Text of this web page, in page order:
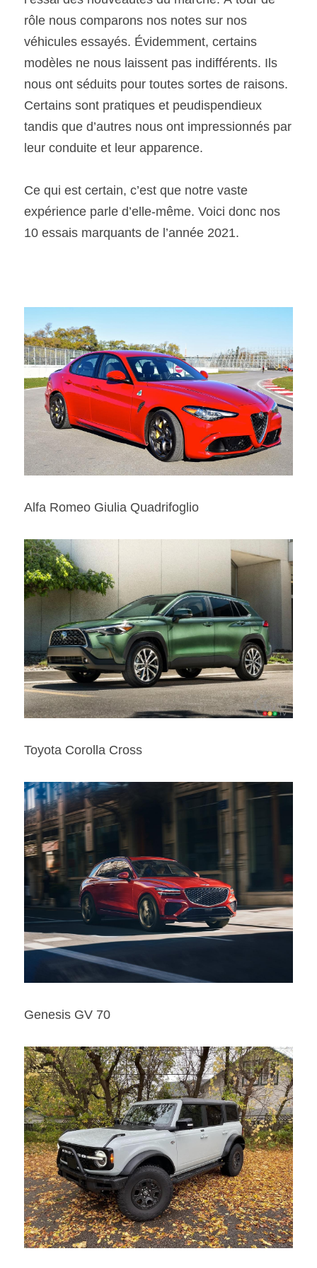
SOUMISSION RAPIDE
ASSURANCE
rôle nous comparons nos notes sur nos
véhicules essayés. Évidemment, certains
modèles ne nous laissent pas indifférents. Ils
nous ont séduits pour toutes sortes de raisons.
Certains sont pratiques et peudispendieux
tandis que d’autres nous ont impressionnés par
leur conduite et leur apparence.
Ce qui est certain, c’est que notre vaste
expérience parle d’elle-même. Voici donc nos
10 essais marquants de l’année 2021.
Alfa Romeo Giulia Quadrifoglio
Toyota Corolla Cross
Genesis GV 70